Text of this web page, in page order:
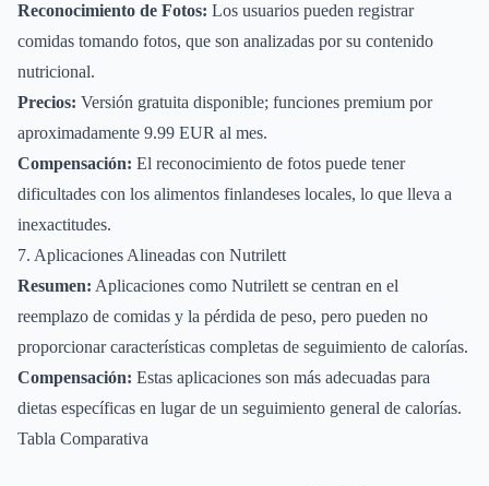
Reconocimiento de Fotos: Los usuarios pueden registrar
comidas tomando fotos, que son analizadas por su contenido
nutricional.
Precios: Versión gratuita disponible; funciones premium por
aproximadamente 9.99 EUR al mes.
Compensación: El reconocimiento de fotos puede tener
dificultades con los alimentos finlandeses locales, lo que lleva a
inexactitudes.
7. Aplicaciones Alineadas con Nutrilett
Resumen: Aplicaciones como Nutrilett se centran en el
reemplazo de comidas y la pérdida de peso, pero pueden no
proporcionar características completas de seguimiento de calorías.
Compensación: Estas aplicaciones son más adecuadas para
dietas específicas en lugar de un seguimiento general de calorías.
Tabla Comparativa